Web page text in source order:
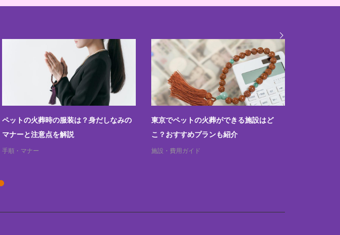
ペットの火葬時の服装は？身だしなみの
マナーと注意点を解説
手順・マナー
東京でペットの火葬ができる施設はど
こ？おすすめプランも紹介
施設・費用ガイド